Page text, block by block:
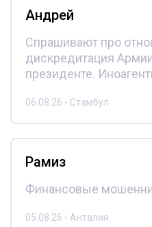
Андрей
Спрашивают про
дискредитация
президенте.
06.08.26 - Стамбул
Рамиз
Финансовые
05.08.26 - Анталия